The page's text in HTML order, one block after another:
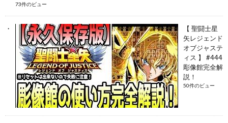
73件のビュー
【 聖闘士星
矢レジェンド
オブジャステ
ィス 】 #444
彫像館完全解
説！
50件のビュー